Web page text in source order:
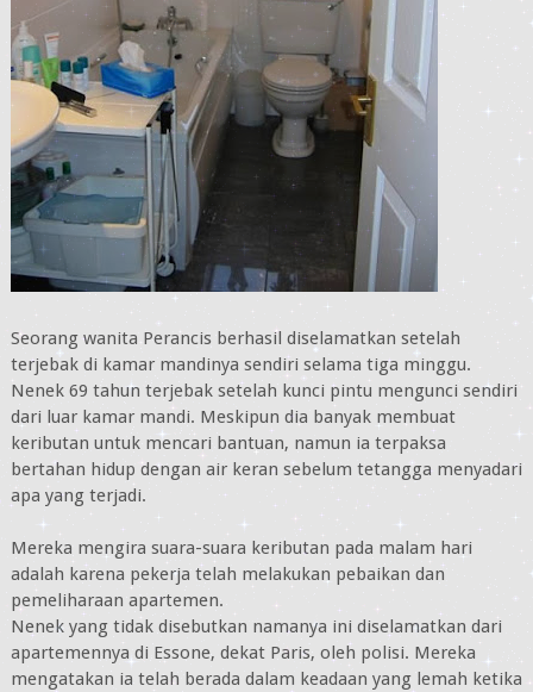
Seorang wanita Perancis berhasil diselamatkan setelah
terjebak di kamar mandinya sendiri selama tiga minggu.
Nenek 69 tahun terjebak setelah kunci pintu mengunci sendiri
dari luar kamar mandi. Meskipun dia banyak membuat
keributan untuk mencari bantuan, namun ia terpaksa
bertahan hidup dengan air keran sebelum tetangga menyadari
apa yang terjadi.
Mereka mengira suara-suara keributan pada malam hari
adalah karena pekerja telah melakukan pebaikan dan
pemeliharaan apartemen.
Nenek yang tidak disebutkan namanya ini diselamatkan dari
apartemennya di Essone, dekat Paris, oleh polisi. Mereka
mengatakan ia telah berada dalam keadaan yang lemah ketika